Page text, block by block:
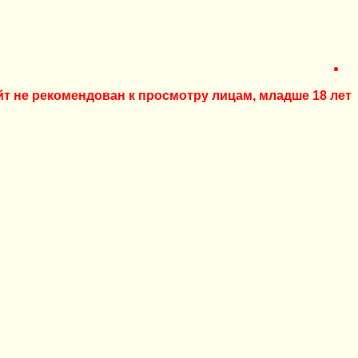
не рекомендован к просмотру лицам, младше 18 лет